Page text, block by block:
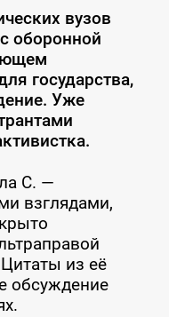
вузов
оборонной
государства,
Уже
С. —
взглядами,
из её
обсуждение